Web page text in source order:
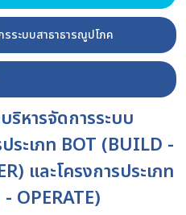
รระบบสาธาธารณูปโภค
ริหารจัดการระบบ
ระเภท BOT (BUILD -
และโครงการประเภท
OPERATE)